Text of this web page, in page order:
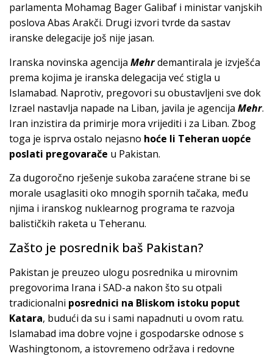
parlamenta Mohamag Bager Galibaf i ministar vanjskih
poslova Abas Arakči. Drugi izvori tvrde da sastav
iranske delegacije još nije jasan.
Iranska novinska agencija Mehrdemantirala je izvješća
prema kojima je iranska delegacija već stigla u
Islamabad. Naprotiv, pregovori su obustavljeni sve dok
Izrael nastavlja napade na Liban, javila je agencija Mehr.
Iran inzistira da primirje mora vrijediti i za Liban. Zbog
toga je isprva ostalo nejasno hoće li Teheran uopće
poslati pregovarače u Pakistan.
Za dugoročno rješenje sukoba zaraćene strane bi se
morale usaglasiti oko mnogih spornih tačaka, među
njima i iranskog nuklearnog programa te razvoja
balističkih raketa u Teheranu.
Zašto je posrednik baš Pakistan?
Pakistan je preuzeo ulogu posrednika u mirovnim
pregovorima Irana i SAD-a nakon što su otpali
tradicionalni posrednici na Bliskom istoku poput
Katara, budući da su i sami napadnuti u ovom ratu.
Islamabad ima dobre vojne i gospodarske odnose s
Washingtonom, a istovremeno održava i redovne